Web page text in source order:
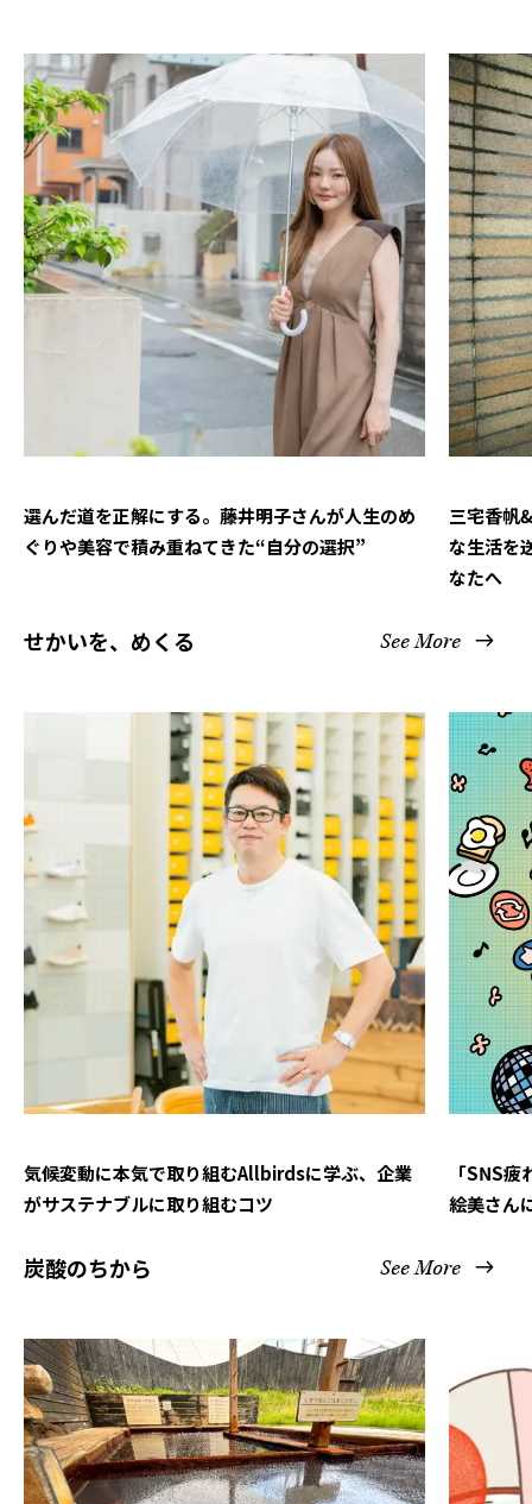
選んだ道を正解にする。藤井明子さんが人生のめ
ぐりや美容で積み重ねてきた“自分の選択”
三宅香帆
な生活を
なたへ
せかいを、めくる See More
気候変動に本気で取り組むAllbirdsに学ぶ、企業
がサステナブルに取り組むコツ
「SNS
絵美さん
炭酸のちから See More